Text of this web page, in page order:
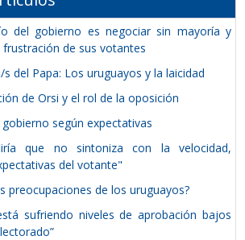
del gobierno es negociar sin mayoría y
de sus votantes
del Papa: Los uruguayos y la laicidad
de Orsi y el rol de la oposición
gobierno según expectativas
que no sintoniza con la velocidad,
del votante"
preocupaciones de los uruguayos?
sufriendo niveles de aprobación bajos